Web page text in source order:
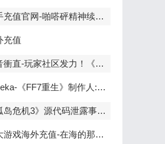
网-啪嗒砰精神续作 《Ratatan》Steam商店页面上线
充值
玩家社区发力！《潜行者2》每小时都有新MOD发布
FF7重生》制作人:有人说小游戏塞太多 下部会收敛
危机3》源代码泄露事件：抖音儲值mycard成密码
外充值-在海的那边，“米饭仙人”得到了渴望的一切